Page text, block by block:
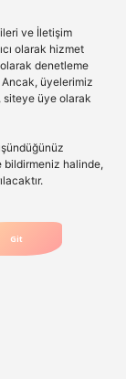
ve İletişim
olarak hizmet
denetleme
Ancak, üyelerimiz
siteye üye olarak
bildirmeniz halinde,